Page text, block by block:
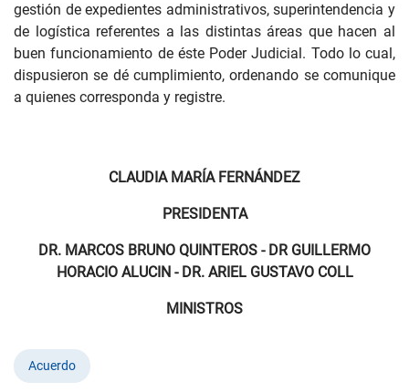
gestión de expedientes administrativos, superintendencia y
de logística referentes a las distintas áreas que hacen al
buen funcionamiento de éste Poder Judicial. Todo lo cual,
dispusieron se dé cumplimiento, ordenando se comunique
a quienes corresponda y registre.
CLAUDIA MARÍA FERNÁNDEZ
PRESIDENTA
DR. MARCOS BRUNO QUINTEROS - DR GUILLERMO
HORACIO ALUCIN - DR. ARIEL GUSTAVO COLL
MINISTROS
Acuerdo